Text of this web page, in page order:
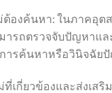
ต้องค้นหา: ในภาคอุต
ารถตรวจจับปัญหาแล
การค้นหาหรือวินิจฉัย
เกี่ยวข้องและส่งเสริ